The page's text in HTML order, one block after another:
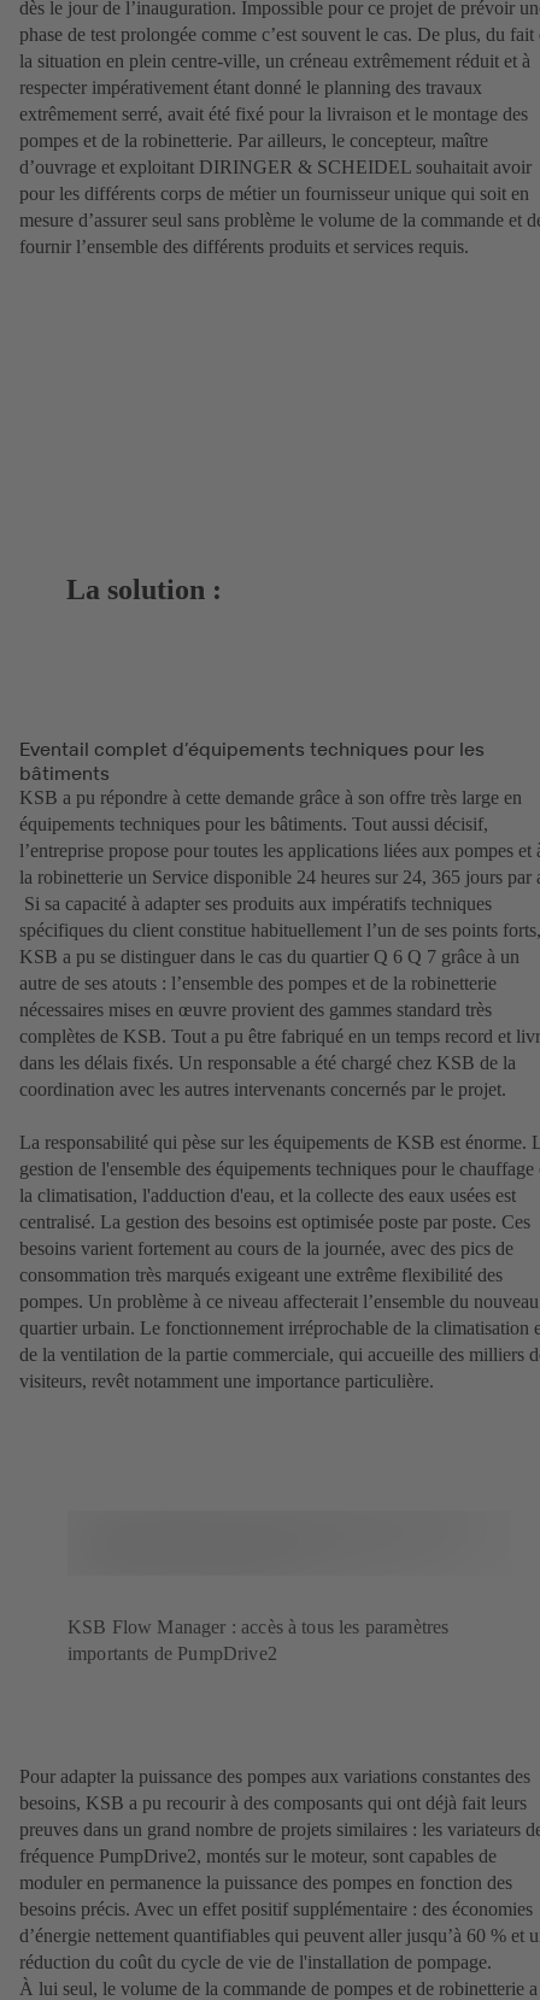
dès le jour de l’inauguration. Impossible pour ce projet de prévoir
phase de test prolongée comme c’est souvent le cas. De plus, du fait
la situation en plein centre-ville, un créneau extrêmement réduit et à
respecter impérativement étant donné le planning des travaux
extrêmement serré, avait été fixé pour la livraison et le montage des
pompes et de la robinetterie. Par ailleurs, le concepteur, maître
d’ouvrage et exploitant DIRINGER & SCHEIDEL souhaitait avoir
pour les différents corps de métier un fournisseur unique qui soit en
mesure d’assurer seul sans problème le volume de la commande et
fournir l’ensemble des différents produits et services requis.
La solution :
Eventail complet d’équipements techniques pour les
bâtiments
KSB a pu répondre à cette demande grâce à son offre très large en
équipements techniques pour les bâtiments. Tout aussi décisif,
l’entreprise propose pour toutes les applications liées aux pompes et
la robinetterie un Service disponible 24 heures sur 24, 365 jours par
Si sa capacité à adapter ses produits aux impératifs techniques
spécifiques du client constitue habituellement l’un de ses points forts,
KSB a pu se distinguer dans le cas du quartier Q 6 Q 7 grâce à un
autre de ses atouts : l’ensemble des pompes et de la robinetterie
nécessaires mises en œuvre provient des gammes standard très
complètes de KSB. Tout a pu être fabriqué en un temps record et
dans les délais fixés. Un responsable a été chargé chez KSB de la
coordination avec les autres intervenants concernés par le projet.
La responsabilité qui pèse sur les équipements de KSB est énorme.
gestion de l'ensemble des équipements techniques pour le chauffage
la climatisation, l'adduction d'eau, et la collecte des eaux usées est
centralisé. La gestion des besoins est optimisée poste par poste. Ces
besoins varient fortement au cours de la journée, avec des pics de
consommation très marqués exigeant une extrême flexibilité des
pompes. Un problème à ce niveau affecterait l’ensemble du nouveau
quartier urbain. Le fonctionnement irréprochable de la climatisation
de la ventilation de la partie commerciale, qui accueille des milliers
visiteurs, revêt notamment une importance particulière.
KSB Flow Manager : accès à tous les paramètres
importants de PumpDrive2
Pour adapter la puissance des pompes aux variations constantes des
besoins, KSB a pu recourir à des composants qui ont déjà fait leurs
preuves dans un grand nombre de projets similaires : les variateurs
fréquence PumpDrive2, montés sur le moteur, sont capables de
moduler en permanence la puissance des pompes en fonction des
besoins précis. Avec un effet positif supplémentaire : des économies
d’énergie nettement quantifiables qui peuvent aller jusqu’à 60 % et
réduction du coût du cycle de vie de l'installation de pompage.
À lui seul, le volume de la commande de pompes et de robinetterie a